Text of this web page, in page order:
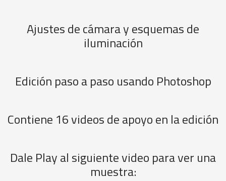
Ajustes de cámara y esquemas de
iluminación
Edición paso a paso usando Photoshop
Contiene 16 videos de apoyo en la edición
Dale Play al siguiente video para ver una
muestra: